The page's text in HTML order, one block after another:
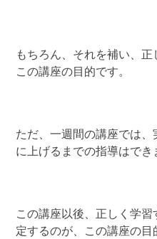
もちろん、それを補い、
この講座の目的です。
ただ、一週間の講座では
に上げるまでの指導はでき
この講座以後、正しく学
定するのが、この講座の目